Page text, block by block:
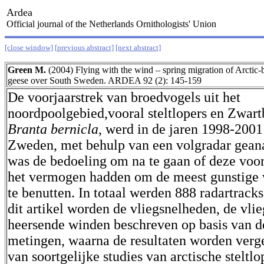
Ardea
Official journal of the Netherlands Ornithologists' Union
[close window] [previous abstract] [next abstract]
Green M. (2004) Flying with the wind – spring migration of Arctic-
geese over South Sweden. ARDEA 92 (2): 145-159
De voorjaarstrek van broedvogels uit het
noordpoolgebied,vooral steltlopers en
Branta bernicla, werd in de jaren 1998-
Zweden, met behulp van een volgradar
was de bedoeling om na te gaan of deze
het vermogen hadden om de meest
te benutten. In totaal werden 888
dit artikel worden de vliegsnelheden, de
heersende winden beschreven op basis van
metingen, waarna de resultaten worden
van soortgelijke studies van arctische